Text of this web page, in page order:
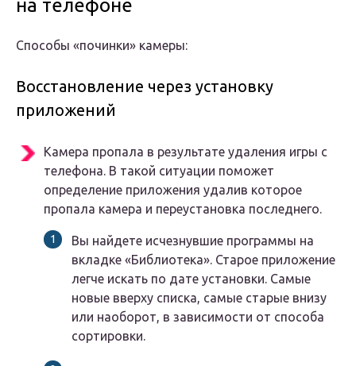
на телефоне
Способы «починки» камеры:
Восстановление через установку
приложений
Камера пропала в результате удаления игры с
телефона. В такой ситуации поможет
определение приложения удалив которое
пропала камера и переустановка последнего.
Вы найдете исчезнувшие программы на
вкладке «Библиотека». Старое приложение
легче искать по дате установки. Самые
новые вверху списка, самые старые внизу
или наоборот, в зависимости от способа
сортировки.